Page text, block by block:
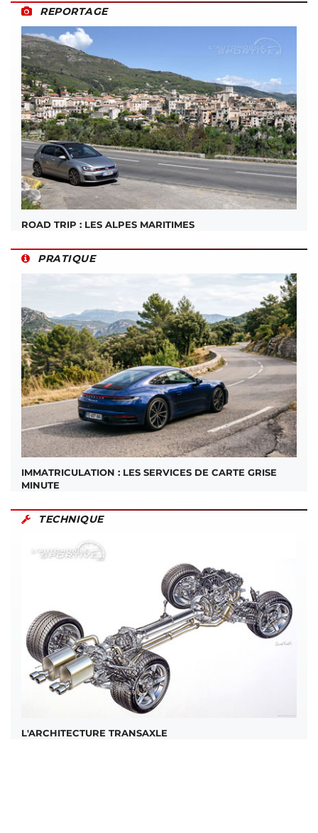
REPORTAGE
ROAD TRIP : LES ALPES MARITIMES
PRATIQUE
IMMATRICULATION : LES SERVICES DE CARTE GRISE
MINUTE
TECHNIQUE
L'ARCHITECTURE TRANSAXLE